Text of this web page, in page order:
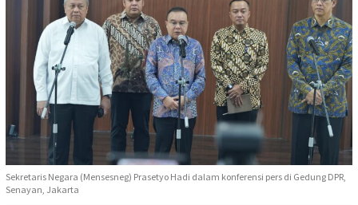
Sekretaris Negara (Mensesneg) Prasetyo Hadi dalam konferensi pers di Gedung DPR,
Senayan, Jakarta